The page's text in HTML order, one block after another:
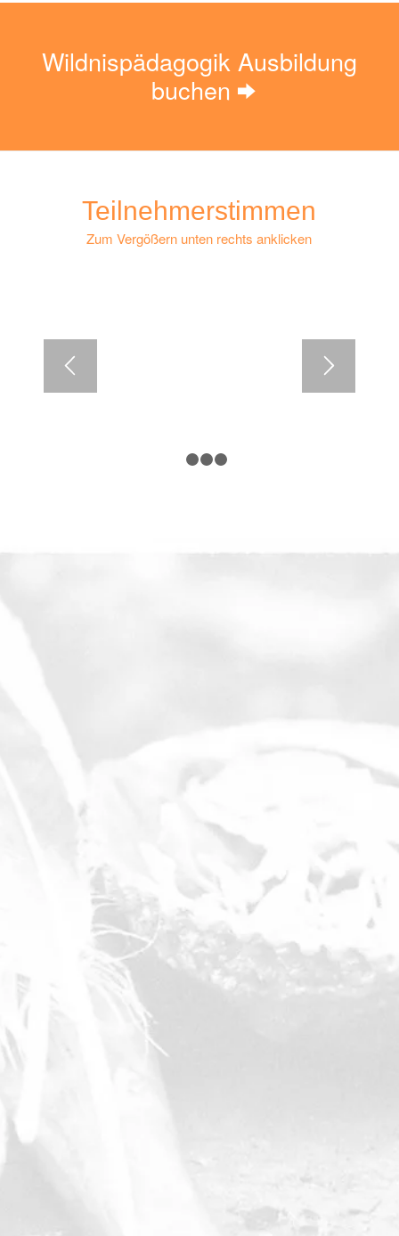
Wildnispädagogik Ausbildung
buchen
Teilnehmerstimmen
Zum Vergößern unten rechts anklicken
. Die Mahlzeiten sind
immer vegetarisch zubereitet und bestehen aus
Frühstück, Mittag- und Abendessen.
Veranstaltungsorte:
​Die Blöcke finden auf unseren Waldgeländen in
47589 Uedem und 47623 Kevelaer statt. Die
genaue Anfahrt und Adresse für den ersten
Block geht mit der Anmeldebestätigung zu.